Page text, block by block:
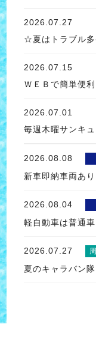
2026.07.27
☆夏はトラブル
2026.07.15
ＷＥＢで簡単便
2026.07.01
毎週木曜サンキ
2026.08.08
新車即納車両あ
2026.08.04
軽自動車は普通
2026.07.27
夏のキャラバン